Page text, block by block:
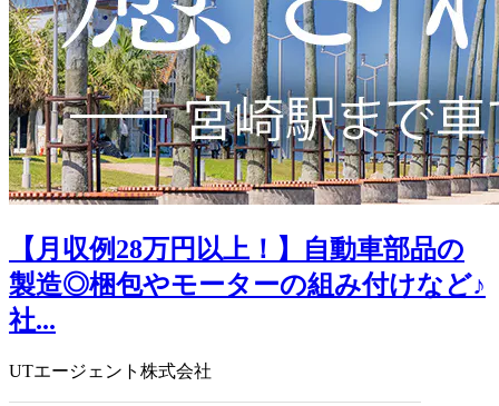
【月収例28万円以上！】自動車部品の
製造◎梱包やモーターの組み付けなど♪
社...
UTエージェント株式会社